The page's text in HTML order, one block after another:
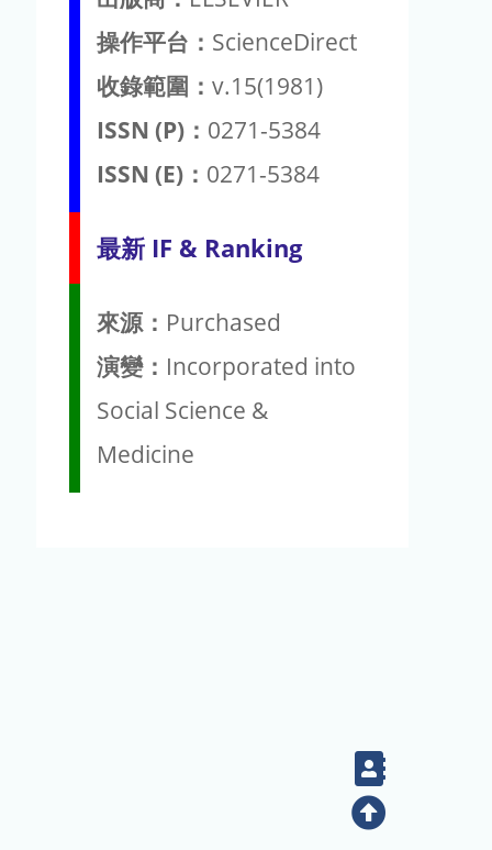
操作平台： ScienceDirect
收錄範圍： v.15(1981)
ISSN (P)： 0271-5384
ISSN (E)： 0271-5384
最新 IF & Ranking
來源： Purchased
演變： Incorporated into
Social Science &
Medicine
Contact